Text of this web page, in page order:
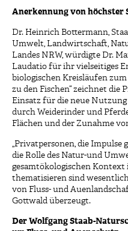
Anerkennung von höchster
Dr. Heinrich Bottermann,
Umwelt, Landwirtschaft,
Landes NRW, würdigte Dr.
Laudatio für ihr vielseitiges
biologischen Kreisläufen
zu den Fischen“ zeichnet die
Einsatz für die neue
durch Weiderinder und
Flächen und der Zunahme
„Privatpersonen, die Impulse
die Rolle des Natur-und
gesamtökologischen
thematisieren sind
von Fluss- und
Gottwald überzeugt.
Der Wolfgang Staab-